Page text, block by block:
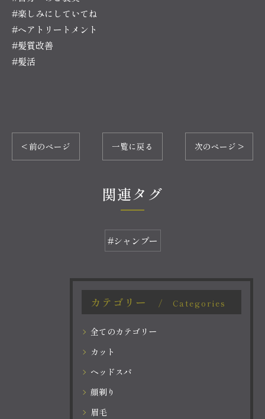
#楽しみにしていてね
#ヘアトリートメント
#髪質改善
#髪活
< 前のページ 一覧に戻る 次のページ >
関連タグ
#シャンプー
カテゴリー Categories
全てのカテゴリー
カット
ヘッドスパ
顔剃り
眉毛